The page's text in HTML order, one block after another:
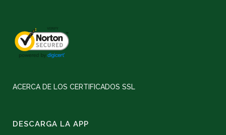
ACERCA DE LOS CERTIFICADOS SSL
DESCARGA LA APP